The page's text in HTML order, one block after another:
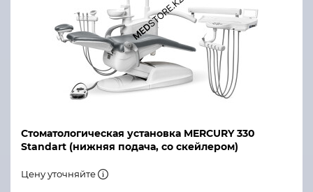
Стоматологическая установка MERCURY 330
Standart (нижняя подача, со скейлером)
Цену уточняйте